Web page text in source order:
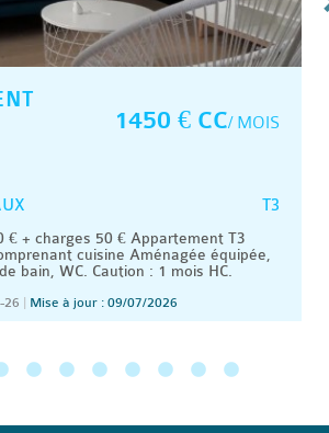
1450 € CC/ MOIS
T3
€ + charges 50 € Appartement T3
cuisine Aménagée équipée,
bain, WC. Caution : 1 mois HC.
26 Mise à jour : 09/07/2026